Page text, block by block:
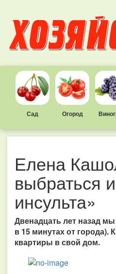
Сад Огород
Елена
выбраться
инсульта»
Двенадцать лет назад
в 15 минутах от города).
квартиры в свой дом.